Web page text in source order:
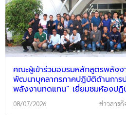
คณะผู้เข้าร่วมอบรมหลักสูตรพลังง
พัฒนาบุคลากรภาคปฏิบัติด้านการป
พลังงานทดแทน” เยี่ยมชมห้องปฏิ
08/07/2026 ข่าวสารกิ